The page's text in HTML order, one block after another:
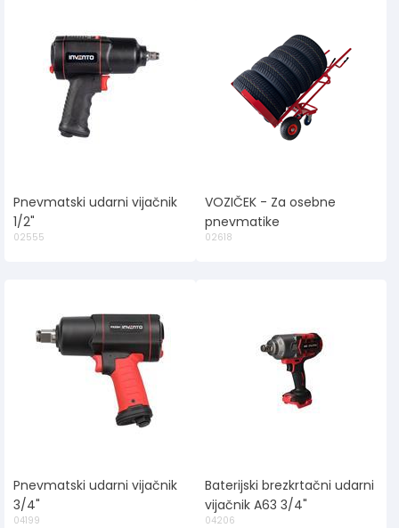
Pnevmatski udarni vijačnik
1/2"
02555
VOZIČEK - Za osebne
pnevmatike
02618
Pnevmatski udarni vijačnik
3/4"
04199
Baterijski brezkrtačni udarni
vijačnik A63 3/4"
04206